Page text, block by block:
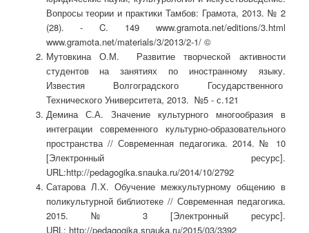
Вопросы теории и практики Тамбов: Грамота, 2013. № 2
(28). - C. 149 www.gramota.net/editions/3.html
www.gramota.net/materials/3/2013/2-1/ ©
Мутовкина О.М. Развитие творческой активности
студентов на занятиях по иностранному языку.
Известия Волгоградского Государственного
Технического Университета, 2013. №5 - с.121
Демина С.А. Значение культурного многообразия в
интеграции современного культурно-образовательного
пространства // Современная педагогика. 2014. № 10
[Электронный ресурс].
URL:http://pedagogika.snauka.ru/2014/10/2792
Сатарова Л.Х. Обучение межкультурному общению в
поликультурной библиотеке // Современная педагогика.
2015. № 3 [Электронный ресурс].
URL: http://pedagogika.snauka.ru/2015/03/3392